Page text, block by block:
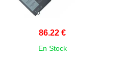
86.22 €
En Stock